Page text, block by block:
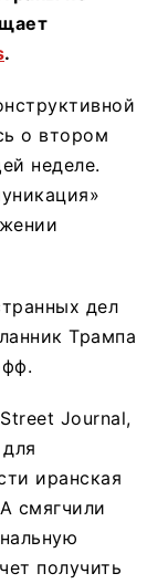
.
о втором
неделе.
дел
Трампа
Journal,
иранская
смягчили
получить